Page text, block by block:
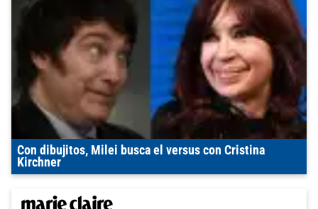
Con dibujitos, Milei busca el versus con Cristina
Kirchner